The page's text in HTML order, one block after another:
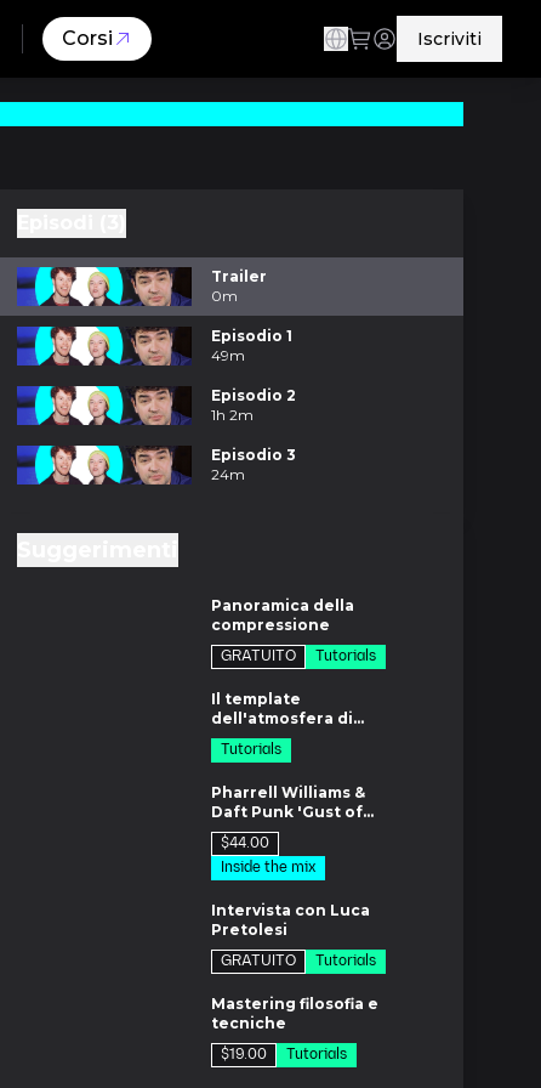
Corsi Iscriviti
Trailer
0m
Episodio 1
49m
Episodio 2
1h 2m
Episodio 3
24m
Panoramica della
compressione
GRATUITO
Tutorials
Il template
dell'atmosfera di
Fab Dupont
Tutorials
Pharrell Williams &
Daft Punk 'Gust of
Wind'
$44.00
Inside the mix
Intervista con Luca
Pretolesi
GRATUITO
Tutorials
Mastering filosofia e
tecniche
$19.00
Tutorials